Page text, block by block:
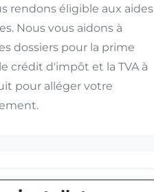
rendons éligible aux aides
Nous vous aidons à
dossiers pour la prime
crédit d'impôt et la TVA à
pour alléger votre